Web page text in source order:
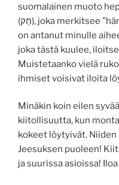
suomalainen muoto
(חָק), joka merkitsee ”hän nauraa”. Saara sanoi:” Jumala
on antanut minulle
joka tästä kuulee,
Muistetaanko vielä
ihmiset voisivat iloita
Minäkin koin eilen
kiitollisuutta, kun
kokeet löytyivät.
Jeesuksen puoleen!
ja suurissa asioissa!